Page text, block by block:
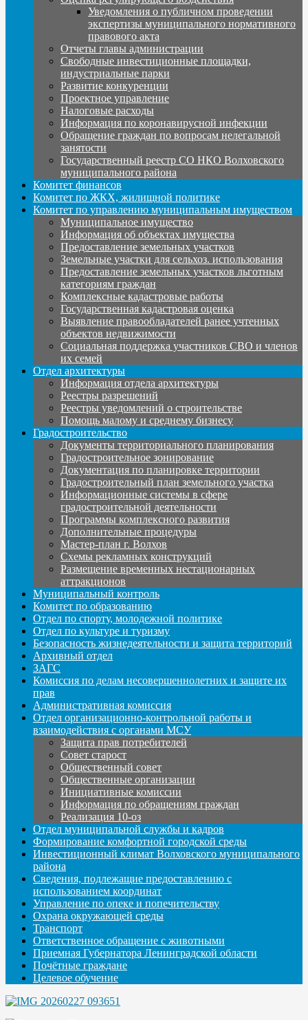
Уведомления о публичном проведении
экспертизы муниципального нормативного
правового акта
Отчеты главы администрации
Свободные инвестиционные площадки,
индустриальные парки
Развитие конкуренции
Проектное управление
Налоговые расходы
Информация по коронавирусной инфекции
Обращение граждан по вопросам нелегальной
занятости
Государственный реестр СО НКО Волховского
муниципального района
Комитет финансов
Комитет по ЖКХ, жилищной политике
Комитет по управлению муниципальным имуществом
Муниципальное имущество
Информация об объектах имущества
Предоставление земельных участков
Земельные участки для сельхоз. использования
Предоставление земельных участков льготным
категориям граждан
Комплексные кадастровые работы
Государственная кадастровая оценка
Выявление правообладателей ранее учтенных
объектов недвижимости
Социальная поддержка участников СВО и членов
их семей
Отдел архитектуры
Информация отдела архитектуры
Реестры разрешений
Реестры уведомлений о строительстве
Помощь малому и среднему бизнесу
Градостроительство
Документы территориального планирования
Градостроительное зонирование
Документация по планировке территории
Градостроительный план земельного участка
Информационные системы в сфере
градостроительной деятельности
Программы комплексного развития
Дополнительные процедуры
Мастер-план г. Волхов
Схемы рекламных конструкций
Размещение временных нестационарных
аттракционов
Муниципальный контроль
Комитет по образованию
Отдел по спорту, молодежной политике
Отдел по культуре и туризму
Безопасность жизнедеятельности и защита территорий
Архивный отдел
ЗАГС
Комиссия по делам несовершеннолетних и защите их
прав
Административная комиссия
Отдел организационно-контрольной работы и
взаимодействия с органами МСУ
Защита прав потребителей
Совет старост
Общественный совет
Общественные организации
Инициативные комиссии
Информация по обращениям граждан
Реализация 10-оз
Отдел муниципальной службы и кадров
Формирование комфортной городской среды
Инвестиционный климат Волховского муниципального
района
Сведения, подлежащие предоставлению с
использованием координат
Управление по опеке и попечительству
Охрана окружающей среды
Транспорт
Ответственное обращение с животными
Приемная Губернатора Ленинградской области
Почётные граждане
Целевое обучение